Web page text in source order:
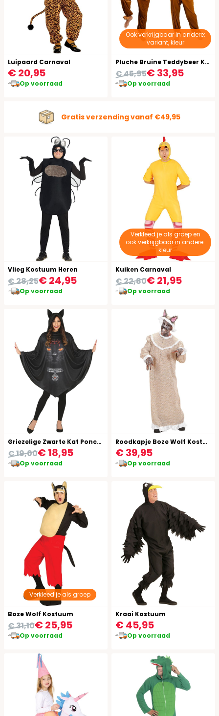
Luipaard Carnaval
€ 20,95
Op voorraad
Ook verkrijgbaar in andere:
variant, kleur
Pluche Bruine Teddybeer Kostuum
€ 33,95
€ 45,95
Op voorraad
Gratis verzending vanaf €49,95
Vlieg Kostuum Heren
€ 24,95
€ 28,25
Op voorraad
Verkleed je als groep en
ook verkrijgbaar in andere:
kleur
Kuiken Carnaval
€ 21,95
€ 22,80
Op voorraad
Griezelige Zwarte Kat Poncho
€ 18,95
€ 19,00
Op voorraad
Roodkapje Boze Wolf Kostuum
€ 39,95
Op voorraad
Verkleed je als groep
Boze Wolf Kostuum
€ 25,95
€ 31,10
Op voorraad
Kraai Kostuum
€ 45,95
Op voorraad